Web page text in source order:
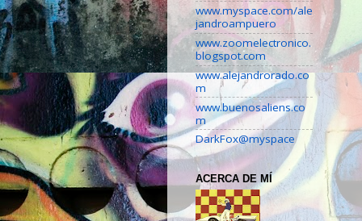
www.myspace.com/ale
jandroampuero
www.zoomelectronico.
blogspot.com
www.alejandrorado.co
m
www.buenosaliens.co
m
DarkFox@myspace
ACERCA DE MÍ